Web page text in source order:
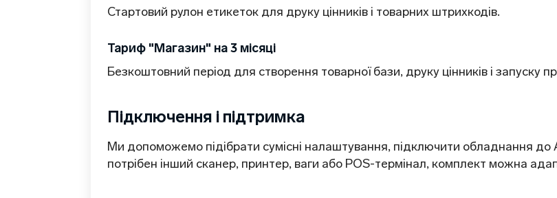
Стартовий рулон етикеток для друку цінників і товарних штрихкодів.
Тариф "Магазин" на 3 місяці
Безкоштовний період для створення товарної бази, друку цінників і запуску
Підключення і підтримка
Ми допоможемо підібрати сумісні налаштування, підключити обладнання
потрібен інший сканер, принтер, ваги або POS-термінал, комплект можна